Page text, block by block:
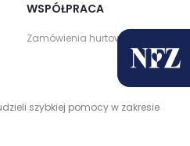
WSPÓŁPRACA
Zamówienia hurtowe
szybkiej pomocy w zakresie